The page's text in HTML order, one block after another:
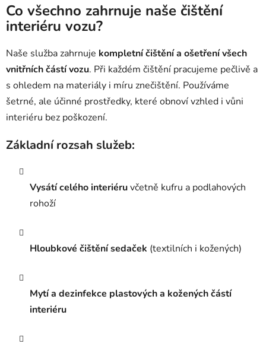
Co všechno zahrnuje naše čištění
interiéru vozu?
Naše služba zahrnuje kompletní čištění a ošetření všech
vnitřních částí vozu. Při každém čištění pracujeme pečlivě a
s ohledem na materiály i míru znečištění. Používáme
šetrné, ale účinné prostředky, které obnoví vzhled i vůni
interiéru bez poškození.
Základní rozsah služeb:
Vysátí celého interiéruvčetně kufru a podlahových
rohoží
Hloubkové čištění sedaček (textilních i kožených)
Mytí a dezinfekce plastových a kožených částí
interiéru